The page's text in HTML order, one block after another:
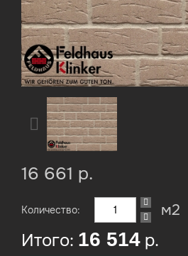
16 661 р.
Количество: м2
Итого: 16 514 р.